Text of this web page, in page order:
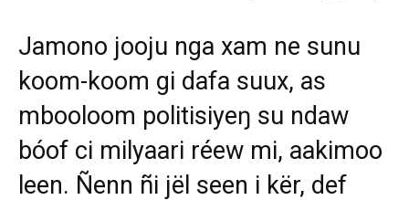
Jamono jooju nga xam ne sunu
koom-koom gi dafa suux, as
mbooloom politisiyeŋ su ndaw
bóof ci milyaari réew mi, aakimoo
leen. Ñenn ñi jël seen i kër, def